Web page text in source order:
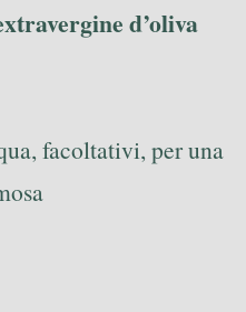
d’oliva
facoltativi, per una